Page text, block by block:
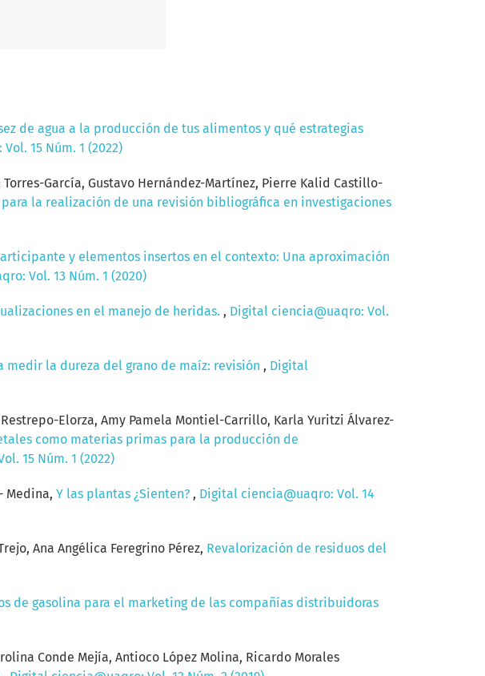
de agua a la producción de tus alimentos y qué estrategias
15 Núm. 1 (2022)
García, Gustavo Hernández-Martínez, Pierre Kalid Castillo-
para la realización de una revisión bibliográfica en investigaciones
y elementos insertos en el contexto: Una aproximación
Vol. 13 Núm. 1 (2020)
en el manejo de heridas. , Digital ciencia@uaqro: Vol.
medir la dureza del grano de maíz: revisión , Digital
Elorza, Amy Pamela Montiel-Carrillo, Karla Yuritzi Álvarez-
como materias primas para la producción de
15 Núm. 1 (2022)
Medina, Y las plantas ¿Sienten? , Digital ciencia@uaqro: Vol. 14
Ana Angélica Feregrino Pérez, Revalorización de residuos del
de gasolina para el marketing de las compañías distribuidoras
Conde Mejía, Antioco López Molina, Ricardo Morales